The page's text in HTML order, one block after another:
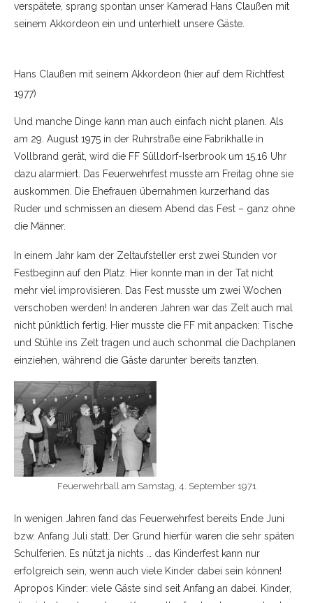
verspätete, sprang spontan unser Kamerad Hans Claußen mit
seinem Akkordeon ein und unterhielt unsere Gäste.
Hans Claußen mit seinem Akkordeon (hier auf dem Richtfest
1977)
Und manche Dinge kann man auch einfach nicht planen. Als
am 29. August 1975 in der Ruhrstraße eine Fabrikhalle in
Vollbrand gerät, wird die FF Sülldorf-Iserbrook um 15.16 Uhr
dazu alarmiert. Das Feuerwehrfest musste am Freitag ohne sie
auskommen. Die Ehefrauen übernahmen kurzerhand das
Ruder und schmissen an diesem Abend das Fest – ganz ohne
die Männer.
In einem Jahr kam der Zeltaufsteller erst zwei Stunden vor
Festbeginn auf den Platz. Hier konnte man in der Tat nicht
mehr viel improvisieren. Das Fest musste um zwei Wochen
verschoben werden! In anderen Jahren war das Zelt auch mal
nicht pünktlich fertig. Hier musste die FF mit anpacken: Tische
und Stühle ins Zelt tragen und auch schonmal die Dachplanen
einziehen, während die Gäste darunter bereits tanzten.
Feuerwehrball am Samstag, 4. September 1971
In wenigen Jahren fand das Feuerwehrfest bereits Ende Juni
bzw. Anfang Juli statt. Der Grund hierfür waren die sehr späten
Schulferien. Es nützt ja nichts … das Kinderfest kann nur
erfolgreich sein, wenn auch viele Kinder dabei sein können!
Apropos Kinder: viele Gäste sind seit Anfang an dabei. Kinder,